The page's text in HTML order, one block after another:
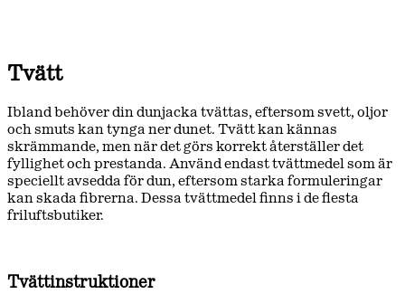
Tvätt
Ibland behöver din dunjacka tvättas, eftersom svett, oljor
och smuts kan tynga ner dunet. Tvätt kan kännas
skrämmande, men när det görs korrekt återställer det
fyllighet och prestanda. Använd endast tvättmedel som är
speciellt avsedda för dun, eftersom starka formuleringar
kan skada fibrerna. Dessa tvättmedel finns i de flesta
friluftsbutiker.
Tvättinstruktioner